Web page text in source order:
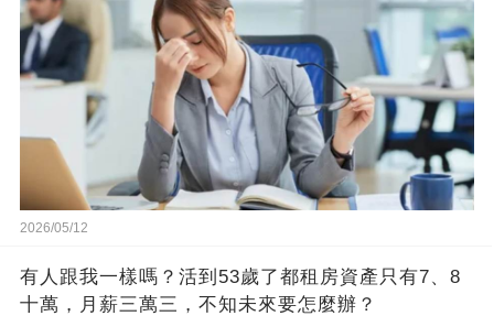
2026/05/12
有人跟我一樣嗎？活到53歲了都租房資產只有7、8
十萬，月薪三萬三，不知未來要怎麼辦？